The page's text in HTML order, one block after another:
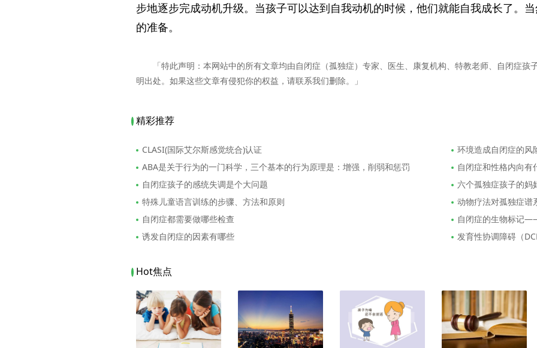
步地逐步完成动机升级。当孩子可以达到自我动机的时候，他们就能自我成长了。
的准备。
「特此声明：本网站中的所有文章均由自闭症（孤独症）专家、医生、康复机构、特教老师、自闭症
明出处。如果这些文章有侵犯你的权益，请联系我们删除。」
精彩推荐
CLASI(国际艾尔斯感觉统合)认证
ABA是关于行为的一门科学，三个基本的行为原理是：增强，削弱和惩罚
自闭症孩子的感统失调是个大问题
特殊儿童语言训练的步骤、方法和原则
自闭症都需要做哪些检查
诱发自闭症的因素有哪些
环境造成自闭症的风
自闭症和性格内向有
六个孤独症孩子的妈
动物疗法对孤独症谱
自闭症的生物标记
发育性协调障碍（
Hot焦点